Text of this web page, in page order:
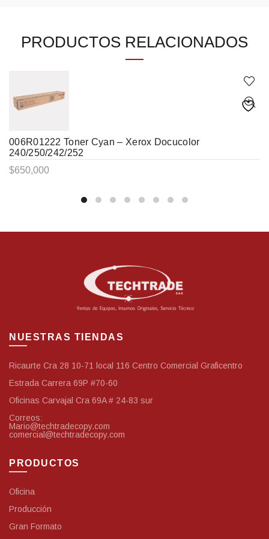
PRODUCTOS RELACIONADOS
006R01222 Toner Cyan – Xerox Docucolor
240/250/242/252
$650,000
NUESTRAS TIENDAS
Ricaurte Cra 28 10-71 local 116 Centro Comercial Graficentro
Estrada Carrera 69P #70-60
Oficinas Carvajal Cra 69A # 24-83 sur
Correos:
Mario@techtradecopy.com
comercial@techtradecopy.com
PRODUCTOS
Oficina
Producción
Gran Formato